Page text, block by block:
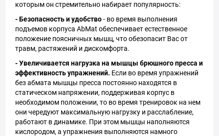
которым он стремительно набирает популярность:
- Безопасность и удобство- во время выполнения
подъемов корпуса AbMat обеспечивает естественное
положение поясничных мышц, что обезопасит Вас от
травм, растяжений и дискомфорта.
- Увеличивается нагрузка на мышцы брюшного пресса и
эффективность упражнений. Если во время упражнений
без абмата мышцы пресса постоянно находятся в
статическом напряжении, поддерживая корпус в
необходимом положении, то во время тренировок на нем
они чередуют максимальную нагрузку и расслабление,
работают в динамике. При этом мышцы наполняются
кислородом, а упражнения выполняются намного